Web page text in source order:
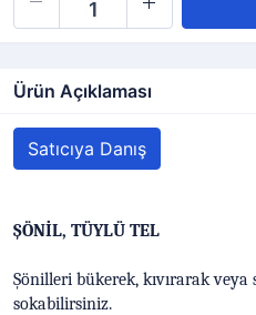
Ürün Açıklaması
Satıcıya Danış
ŞÖNİL, TÜYLÜ TEL
Şönilleri bükerek, kıvırarak
sokabilirsiniz.